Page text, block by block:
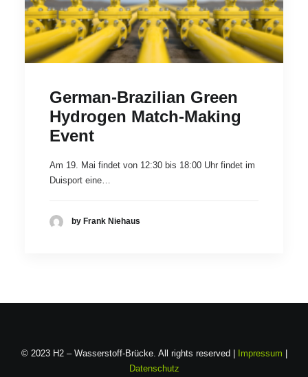
German-Brazilian Green
Hydrogen Match-Making
Event
Am 19. Mai findet von 12:30 bis 18:00 Uhr findet im
Duisport eine…
by Frank Niehaus
© 2023 H2 – Wasserstoff-Brücke. All rights reserved | Impressum
Datenschutz